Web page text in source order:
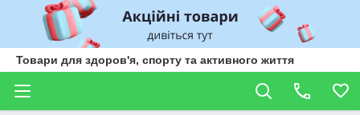
Товари для здоров'я, спорту та активного життя